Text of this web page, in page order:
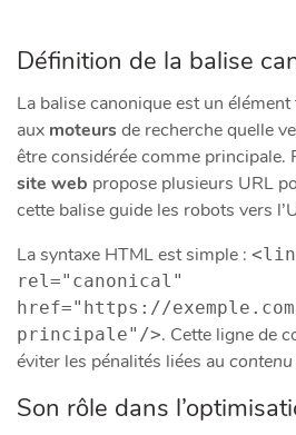
Définition de la balise
La balise canonique est un
aux moteursde recherche quelle
être considérée comme principale.
site web propose plusieurs URL
cette balise guide les robots vers
La syntaxe HTML est simple :
rel="canonical"
href="https://
principale"/>. Cette ligne de
éviter les pénalités liées au
Son rôle dans